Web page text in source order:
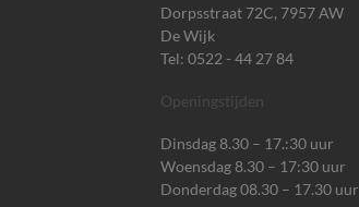
Dorpsstraat 72C, 7957 AW
De Wijk
Tel: 0522 - 44 27 84
Openingstijden
Dinsdag 8.30 – 17.:30 uur
Woensdag 8.30 – 17:30 uur
Donderdag 08.30 – 17.30 uur